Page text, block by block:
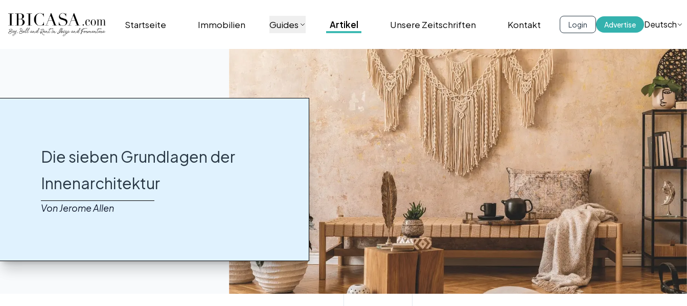
Startseite Immobilien Guides Artikel Unsere Zeitschriften Kontakt Login Advertise Deutsch
Die sieben Grundlagen der
Innenarchitektur
Von Jerome Allen
Die sieben Grundlagen der
Innenarchitektur
Von Jerome Allen